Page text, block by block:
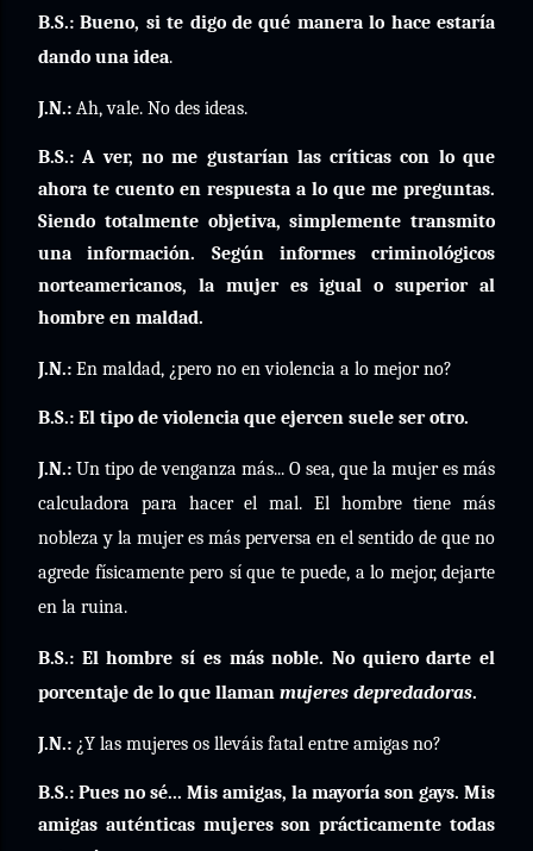
B.S.: Bueno, si te digo de qué manera lo hace estaría
dando una idea.
J.N.: Ah, vale. No des ideas.
B.S.: A ver, no me gustarían las críticas con lo que
ahora te cuento en respuesta a lo que me preguntas.
Siendo totalmente objetiva, simplemente transmito
una información. Según informes criminológicos
norteamericanos, la mujer es igual o superior al
hombre en maldad.
J.N.: En maldad, ¿pero no en violencia a lo mejor no?
B.S.: El tipo de violencia que ejercen suele ser otro.
J.N.: Un tipo de venganza más... O sea, que la mujer es más
calculadora para hacer el mal. El hombre tiene más
nobleza y la mujer es más perversa en el sentido de que no
agrede físicamente pero sí que te puede, a lo mejor, dejarte
en la ruina.
B.S.: El hombre sí es más noble. No quiero darte el
porcentaje de lo que llaman mujeres depredadoras.
J.N.: ¿Y las mujeres os lleváis fatal entre amigas no?
B.S.: Pues no sé... Mis amigas, la mayoría son gays. Mis
amigas auténticas mujeres son prácticamente todas